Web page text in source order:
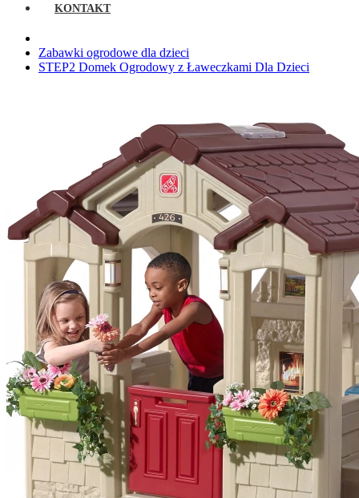
KONTAKT
Zabawki ogrodowe dla dzieci
STEP2 Domek Ogrodowy z Ławeczkami Dla Dzieci